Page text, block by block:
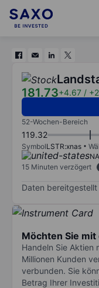
181.73+4.67 /
52-Wochen-Bereich
119.32
SymbolLSTR:xnas
15 Minuten verzögert
Daten bereitgestellt
Möchten Sie
Handeln Sie Aktien
Millionen Kunden
verbunden. Sie
Betrag Ihrer